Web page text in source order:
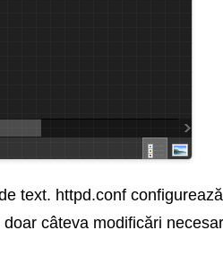
text. httpd.conf
câteva modificări